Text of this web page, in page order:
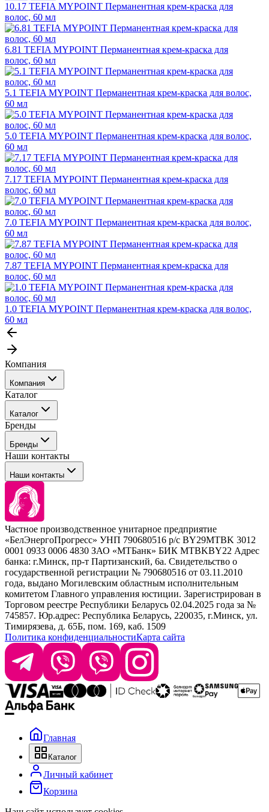
10.17 TEFIA MYPOINT Перманентная крем-краска для
волос, 60 мл
6.81 TEFIA MYPOINT Перманентная крем-краска для
волос, 60 мл
5.1 TEFIA MYPOINT Перманентная крем-краска для волос,
60 мл
5.0 TEFIA MYPOINT Перманентная крем-краска для волос,
60 мл
7.17 TEFIA MYPOINT Перманентная крем-краска для
волос, 60 мл
7.0 TEFIA MYPOINT Перманентная крем-краска для волос,
60 мл
7.87 TEFIA MYPOINT Перманентная крем-краска для
волос, 60 мл
1.0 TEFIA MYPOINT Перманентная крем-краска для волос,
60 мл
Компания
Компания
События
Покупателю
Каталог
Каталог
Профессиональные средства для окрашивания волос
Сервисные средства
Уход
Стайлинг
Брови и ресницы
Барберинг
Наборы
Расходные материалы
Бренды
Бренды
Tefia
Concept
Kezy
Barex
Sim Sensitive
Kebren
Selective Professional
White Line
Наши контакты
Наши контакты
+ 375 44 7233514
+ 375 29 1649505
info@krasabel.by
Офис: г. Минск, ул. Тимирязева 65Б, офис 1509
Склад: г. Минск, ул. Домбровская, 15
Время работы: пн–чт 9:00–17:30, пт 9:00–17:00
Частное производственное унитарное предприятие
«БелЭнергоПрогресс» УНП 790680516 р/с BY29MTBK 3012
0001 0933 0006 4830 ЗАО «МТБанк» БИК MTBKBY22 Адрес
банка: г.Минск, пр-т Партизанский, 6а. Свидетельство о
государственной регистрации № 790680516 от 03.11.2010
года, выдано Могилевским областным исполнительным
комитетом Главного управления юстиции. Зарегистрирован в
Торговом реестре Республики Беларусь 02.04.2025 года за №
745857. Юр.адрес: Республика Беларусь, 220035, г.Минск, ул.
Тимирязева, д. 65Б, пом. 169, каб. 1509
Политика конфиденциальностиКарта сайта
Главная
Каталог
Личный кабинет
Корзина